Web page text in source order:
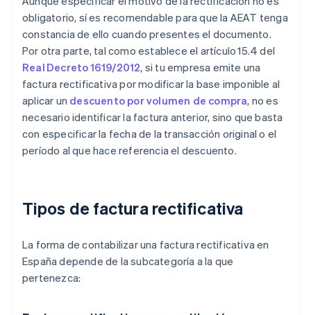
obligatorio, sí es recomendable para que la AEAT tenga
constancia de ello cuando presentes el documento.
Por otra parte, tal como establece el artículo 15.4 del
Real Decreto 1619/2012, si tu empresa emite una
factura rectificativa por modificar la base imponible al
aplicar un descuento por volumen de compra, no es
necesario identificar la factura anterior, sino que basta
con especificar la fecha de la transacción original o el
período al que hace referencia el descuento.
Tipos de factura rectificativa
La forma de contabilizar una factura rectificativa en
España depende de la subcategoría a la que
pertenezca: